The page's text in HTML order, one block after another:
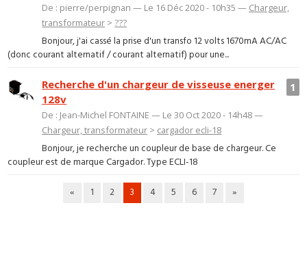
De : pierre/perpignan — Le 16 Déc 2020 - 10h35 — Chargeur,
transformateur > ???
Bonjour, j'ai cassé la prise d'un transfo 12 volts 1670mA AC/AC
(donc courant alternatif / courant alternatif) pour une...
1
Recherche d'un chargeur de visseuse energer
128v
De : Jean-Michel FONTAINE — Le 30 Oct 2020 - 14h48 —
Chargeur, transformateur > cargador ecli-18
Bonjour, je recherche un coupleur de base de chargeur. Ce
coupleur est de marque Cargador. Type ECLI-18
« 1 2 3 4 5 6 7 »